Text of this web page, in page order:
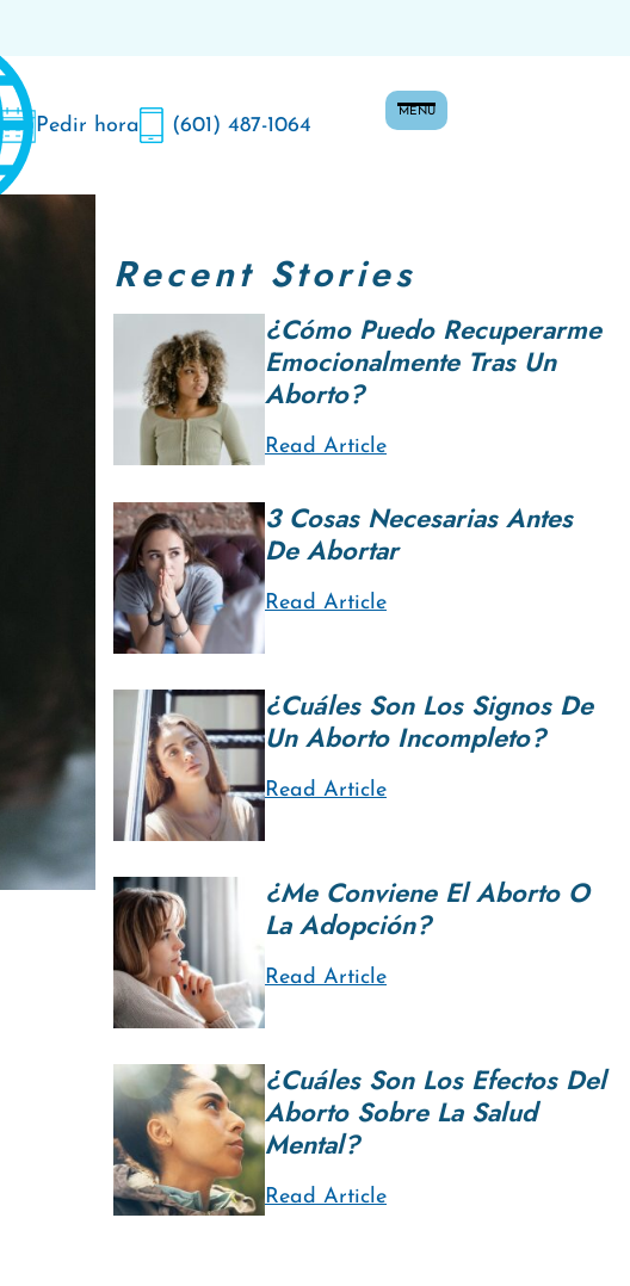
Pedir hora (601) 487-1064
MENU
Recent Stories
¿Cómo Puedo Recuperarme
Emocionalmente Tras Un
Aborto?
Read Article
3 Cosas Necesarias Antes
De Abortar
Read Article
¿Cuáles Son Los Signos De
Un Aborto Incompleto?
Read Article
¿Me Conviene El Aborto O
La Adopción?
Read Article
¿Cuáles Son Los Efectos Del
Aborto Sobre La Salud
Mental?
Read Article